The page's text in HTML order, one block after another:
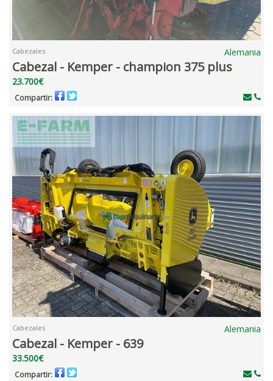
Cabezales Alemania
Cabezal - Kemper - champion 375 plus
23.700€
Compartir:
Cabezales Alemania
Cabezal - Kemper - 639
33.500€
Compartir: